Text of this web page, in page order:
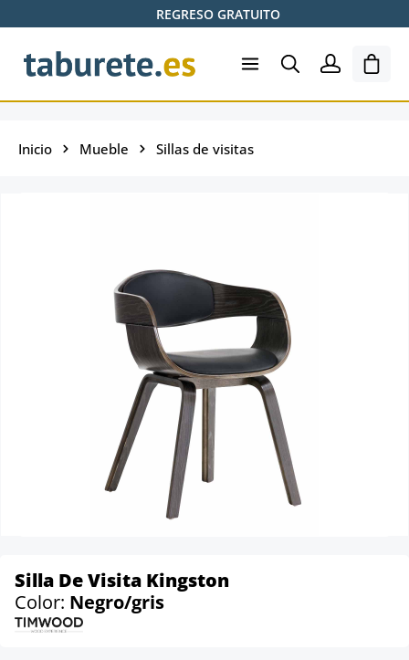
Saltar al contenido principalREGRESO GRATUITO
El
Inicio Mueble Sillas de visitas
Silla De Visita Kingston
Color: Negro/gris